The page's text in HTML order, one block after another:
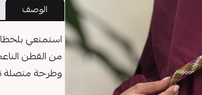
الوصف
استمتعي
من القطن
وطرحة متصلة